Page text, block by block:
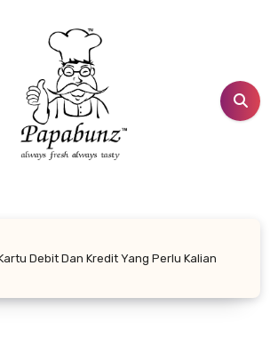
Debit Dan Kredit Yang Perlu Kalian